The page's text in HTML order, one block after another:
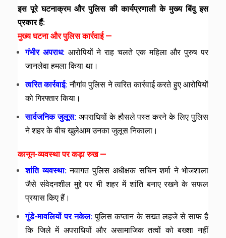
इस पूरे घटनाक्रम और पुलिस की कार्यप्रणाली के मुख्य बिंदु इस
प्रकार हैं:
मुख्य घटना और पुलिस कार्रवाई —
गंभीर अपराध: आरोपियों ने राह चलते एक महिला और पुरुष पर
जानलेवा हमला किया था।
त्वरित कार्रवाई: नौगांव पुलिस ने त्वरित कार्रवाई करते हुए आरोपियों
को गिरफ्तार किया।
सार्वजनिक जुलूस: अपराधियों के हौसले पस्त करने के लिए पुलिस
ने शहर के बीच खुलेआम उनका जुलूस निकाला।
कानून-व्यवस्था पर कड़ा रुख —
शांति व्यवस्था:नवागत पुलिस अधीक्षक सचिन शर्मा ने भोजशाला
जैसे संवेदनशील मुद्दे पर भी शहर में शांति बनाए रखने के सफल
प्रयास किए हैं।
गुंडे-मावलियों पर नकेल: पुलिस कप्तान के सख्त लहजे से साफ है
कि जिले में अपराधियों और असामाजिक तत्वों को बख्शा नहीं